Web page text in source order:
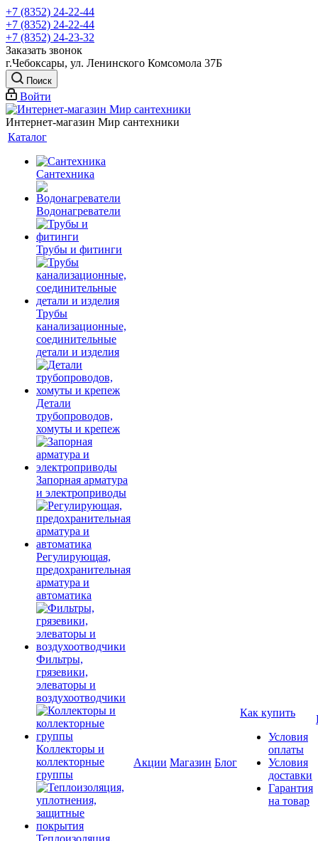
+7 (8352) 24-22-44
+7 (8352) 24-22-44
+7 (8352) 24-23-32
Заказать звонок
г.Чебоксары, ул. Ленинского Комсомола 37Б
Поиск
Войти
Интернет-магазин Мир сантехники
Каталог
Сантехника
Водонагреватели
Трубы и фитинги
Трубы
канализационные,
соединительные
детали и изделия
Детали
трубопроводов,
хомуты и крепеж
Запорная арматура
и электроприводы
Регулирующая,
предохранительная
арматура и
автоматика
Фильтры,
грязевики,
элеваторы и
воздухоотводчики
Коллекторы и
коллекторные
группы
Теплоизоляция,
Акции Магазин Блог
Как купить
Условия
оплаты
Условия
доставки
Гарантия
на товар